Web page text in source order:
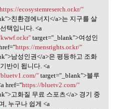
ecosystemreserch.or.kr/"
친환경에너지</a>는 지구를 살
택입니다. <a
target="_blank">여성인
https://mensrights.or.kr/"
남성인권</a>은 평등하고 조화
반이 됩니다. <a
"target="_blank">블루
href="https://bluetv2.com/"
고화질 무료 스포츠</a> 경기 중
, 누구나 쉽게 <a